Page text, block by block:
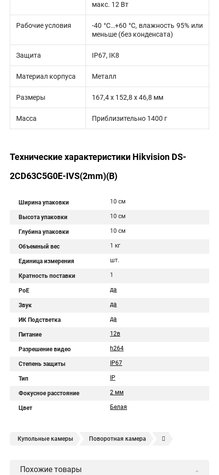
макс. 12 Вт
Рабочие условия
-40 °C…+60 °C, влажность 95% или
меньше (без конденсата)
Защита IP67, IK8
Материал корпуса Металл
Размеры 167,4 х 152,8 х 46,8 мм
Масса Приблизительно 1400 г
Технические характеристики Hikvision DS-
2CD63C5G0E-IVS(2mm)(B)
Ширина упаковки 10 см
Высота упаковки 10 см
Глубина упаковки 10 см
Объемный вес 1 кг
Единица измерения шт.
Кратность поставки 1
PoE да
Звук да
ИК Подстветка да
Питание 12в
Разрешение видео h264
Степень защиты IP67
Тип IP
Фокусное расстояние 2 мм
Цвет Белая
Купольные камеры Поворотная камера
Камера видеонаблюдения hikvision
Похожие товары